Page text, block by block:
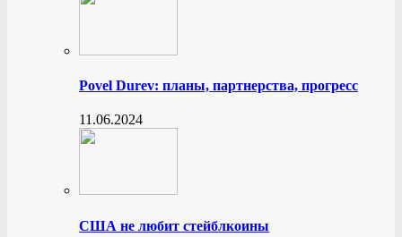
Povel Durev: планы, партнерства, прогресс
11.06.2024
США не любит стейблкоины